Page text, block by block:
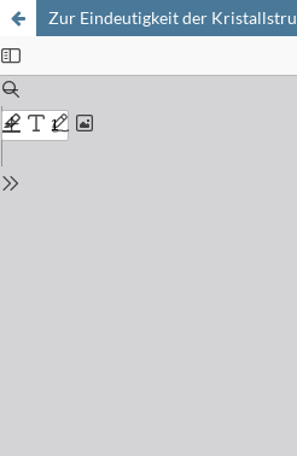
Zur Eindeutigkeit der